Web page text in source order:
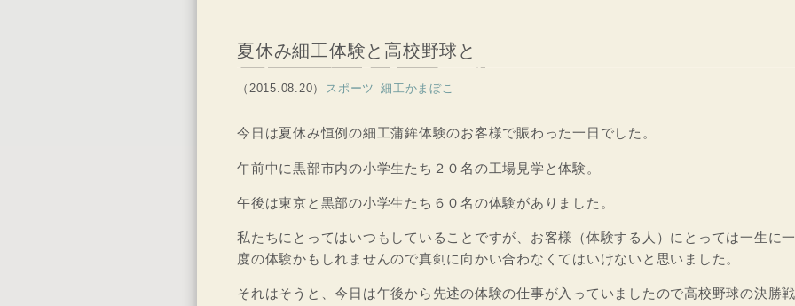
夏休み細工体験と高校野球と
（2015.08.20） スポーツ 細工かまぼこ
今日は夏休み恒例の細工蒲鉾体験のお客様で賑わった一日でした。
午前中に黒部市内の小学生たち２０名の工場見学と体験。
午後は東京と黒部の小学生たち６０名の体験がありました。
私たちにとってはいつもしていることですが、お客様（体験する人）にとっては一生に一
度の体験かもしれませんので真剣に向かい合わなくてはいけないと思いました。
それはそうと、今日は午後から先述の体験の仕事が入っていましたので高校野球の決勝戦